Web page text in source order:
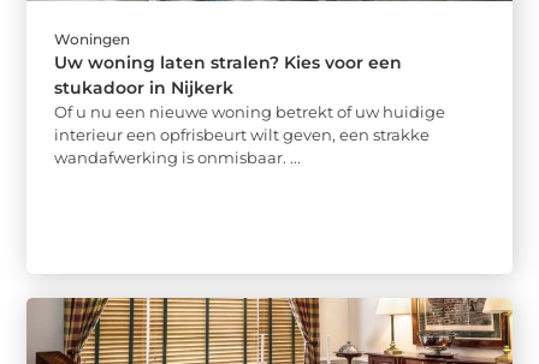
Woningen
Uw woning laten stralen? Kies voor een
stukadoor in Nijkerk
Of u nu een nieuwe woning betrekt of uw huidige
interieur een opfrisbeurt wilt geven, een strakke
wandafwerking is onmisbaar. ...